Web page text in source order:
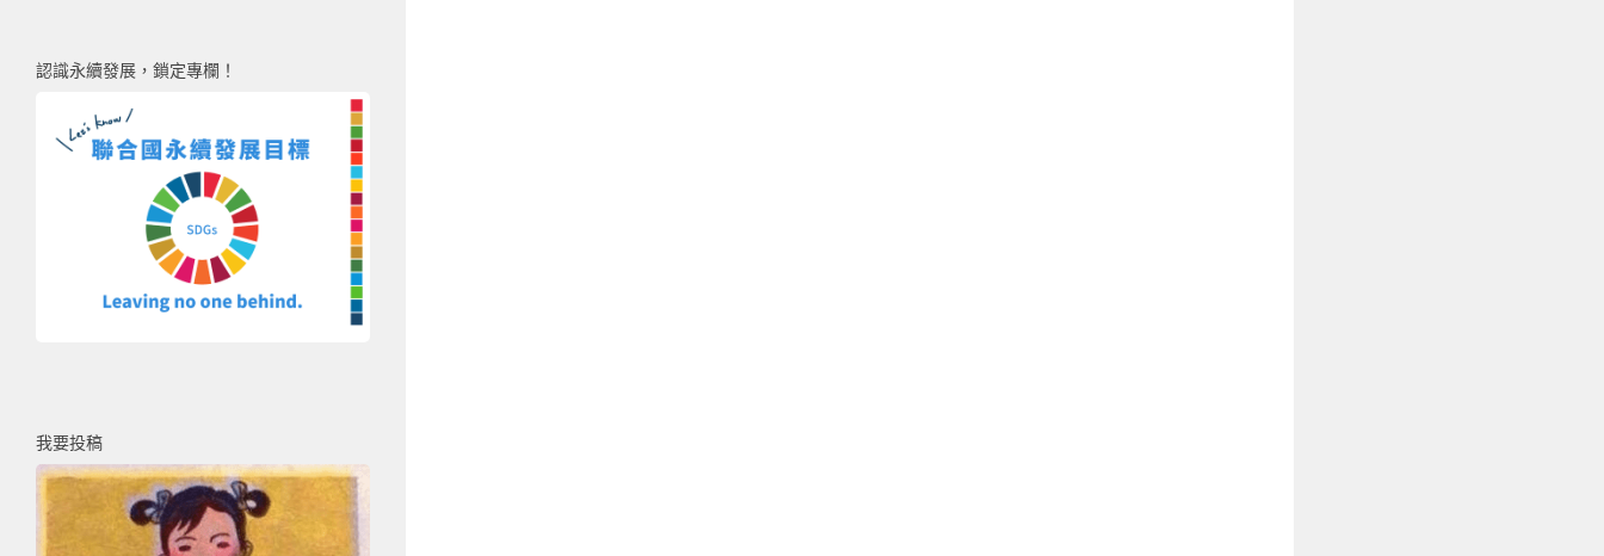
認識永續發展，鎖定專欄！
我要投稿